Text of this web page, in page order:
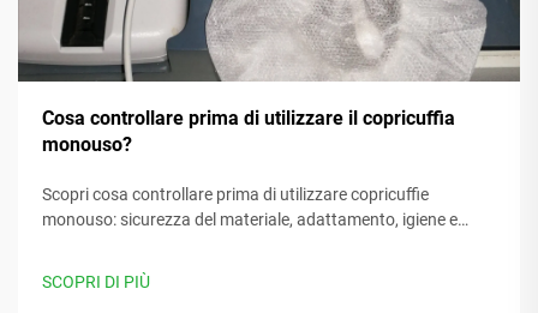
Cosa controllare prima di utilizzare il copricuffia
monouso?
Scopri cosa controllare prima di utilizzare copricuffie
monouso: sicurezza del materiale, adattamento, igiene e
SCOPRI DI PIÙ